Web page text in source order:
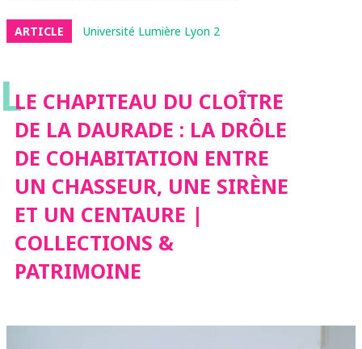
ARTICLE Université Lumière Lyon 2
LLE CHAPITEAU DU CLOÎTRE
DE LA DAURADE : LA DRÔLE
DE COHABITATION ENTRE
UN CHASSEUR, UNE SIRÈNE
ET UN CENTAURE |
COLLECTIONS &
PATRIMOINE